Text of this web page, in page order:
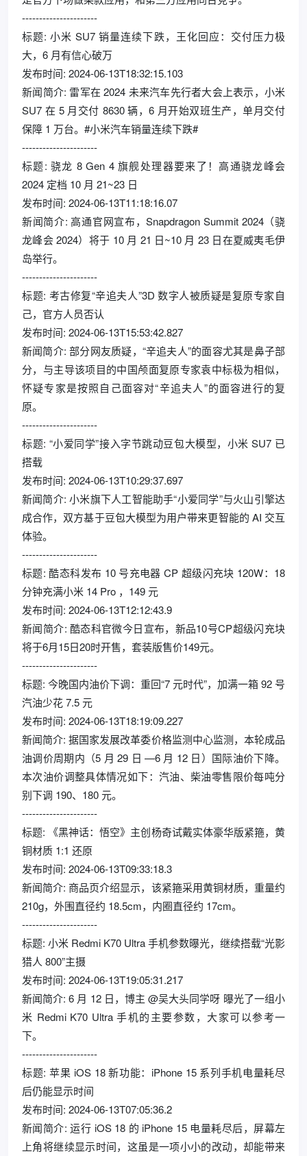
----------------------
标题: 小米 SU7 销量连续下跌，王化回应：交付压力极
大，6 月有信心破万
发布时间: 2024-06-13T18:32:15.103
新闻简介: 雷军在 2024 未来汽车先行者大会上表示，小米
SU7 在 5 月交付 8630 辆，6 月开始双班生产，单月交付
保障 1 万台。#小米汽车销量连续下跌#
----------------------
标题: 骁龙 8 Gen 4 旗舰处理器要来了！高通骁龙峰会
2024 定档 10 月 21~23 日
发布时间: 2024-06-13T11:18:16.07
新闻简介: 高通官网宣布，Snapdragon Summit 2024（骁
龙峰会 2024）将于 10 月 21 日~10 月 23 日在夏威夷毛伊
岛举行。
----------------------
标题: 考古修复“辛追夫人”3D 数字人被质疑是复原专家自
己，官方人员否认
发布时间: 2024-06-13T15:53:42.827
新闻简介: 部分网友质疑，“辛追夫人”的面容尤其是鼻子部
分，与主导该项目的中国颅面复原专家袁中标极为相似，
怀疑专家是按照自己面容对“辛追夫人”的面容进行的复
原。
----------------------
标题: “小爱同学”接入字节跳动豆包大模型，小米 SU7 已
搭载
发布时间: 2024-06-13T10:29:37.697
新闻简介: 小米旗下人工智能助手“小爱同学”与火山引擎达
成合作，双方基于豆包大模型为用户带来更智能的 AI 交互
体验。
----------------------
标题: 酷态科发布 10 号充电器 CP 超级闪充块 120W：18
分钟充满小米 14 Pro ，149 元
发布时间: 2024-06-13T12:12:43.9
新闻简介: 酷态科官微今日宣布，新品10号CP超级闪充块
将于6月15日20时开售，套装版售价149元。
----------------------
标题: 今晚国内油价下调：重回“7 元时代”，加满一箱 92 号
汽油少花 7.5 元
发布时间: 2024-06-13T18:19:09.227
新闻简介: 据国家发展改革委价格监测中心监测，本轮成品
油调价周期内（5 月 29 日 —6 月 12 日）国际油价下降。
本次油价调整具体情况如下：汽油、柴油零售限价每吨分
别下调 190、180 元。
----------------------
标题: 《黑神话：悟空》主创杨奇试戴实体豪华版紧箍，黄
铜材质 1:1 还原
发布时间: 2024-06-13T09:33:18.3
新闻简介: 商品页介绍显示，该紧箍采用黄铜材质，重量约
210g，外围直径约 18.5cm，内圈直径约 17cm。
----------------------
标题: 小米 Redmi K70 Ultra 手机参数曝光，继续搭载“光影
猎人 800”主摄
发布时间: 2024-06-13T19:05:31.217
新闻简介: 6 月 12 日，博主 @吴大头同学呀 曝光了一组小
米 Redmi K70 Ultra 手机的主要参数，大家可以参考一
下。
----------------------
标题: 苹果 iOS 18 新功能：iPhone 15 系列手机电量耗尽
后仍能显示时间
发布时间: 2024-06-13T07:05:36.2
新闻简介: 运行 iOS 18 的 iPhone 15 电量耗尽后，屏幕左
上角将继续显示时间，这虽是一项小小的改动，却能带来